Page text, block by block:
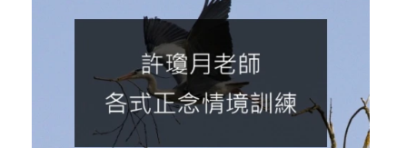
購買後有效期限：課程下架時
3988